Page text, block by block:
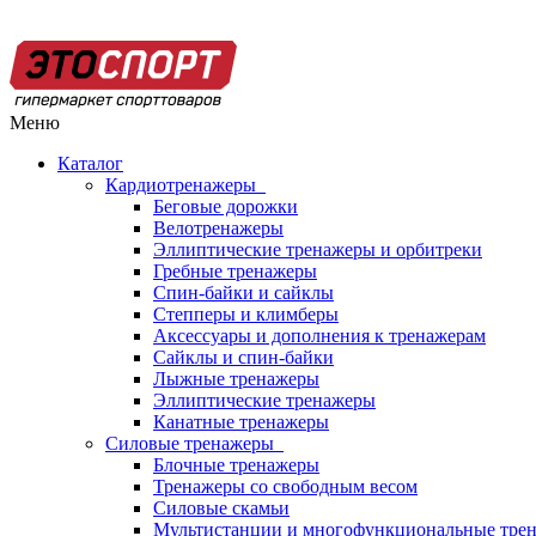
Меню
Каталог
Кардиотренажеры
Беговые дорожки
Велотренажеры
Эллиптические тренажеры и орбитреки
Гребные тренажеры
Спин-байки и сайклы
Степперы и климберы
Аксессуары и дополнения к тренажерам
Сайклы и спин-байки
Лыжные тренажеры
Эллиптические тренажеры
Канатные тренажеры
Силовые тренажеры
Блочные тренажеры
Тренажеры со свободным весом
Силовые скамьи
Мультистанции и многофункциональные